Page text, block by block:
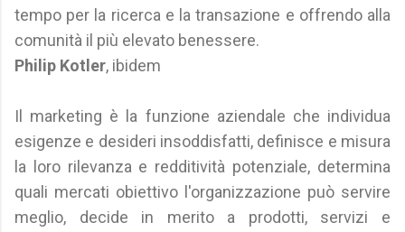
tempo per la ricerca e la transazione e offrendo alla
comunità il più elevato benessere.
Philip Kotler, ibidem
Il marketing è la funzione aziendale che individua
esigenze e desideri insoddisfatti, definisce e misura
la loro rilevanza e redditività potenziale, determina
quali mercati obiettivo l'organizzazione può servire
meglio, decide in merito a prodotti, servizi e